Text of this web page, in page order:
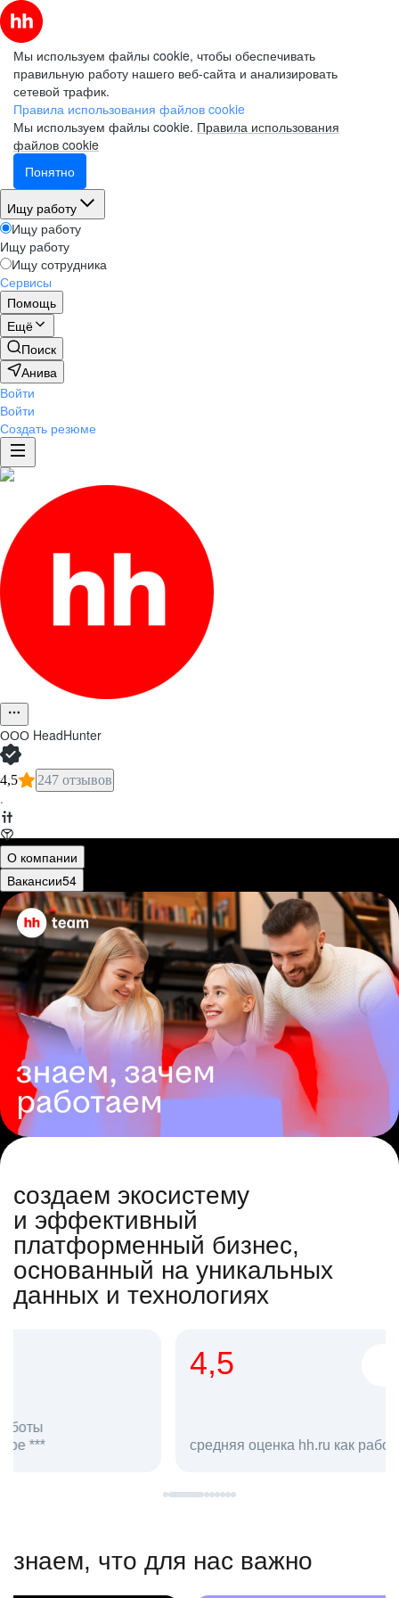
Мы используем файлы cookie, чтобы обеспечивать
правильную работу нашего веб-сайта и анализировать
сетевой трафик.
Правила использования файлов cookie
Мы используем файлы cookie. Правила использования
файлов cookie
Понятно
Ищу работу
Ищу работу
Ищу работу
Ищу сотрудника
Сервисы
Помощь
Ещё
Поиск
Анива
Войти
Войти
Создать резюме
ООО HeadHunter
4,5 247 отзывов
·
О компании
Вакансии54
создаем экосистему
и эффективный
платформенный бизнес,
основанный на уникальных
данных и технологиях
средняя оценка hh.ru как работодателя **
в hh.ru
знаем, что для нас важно